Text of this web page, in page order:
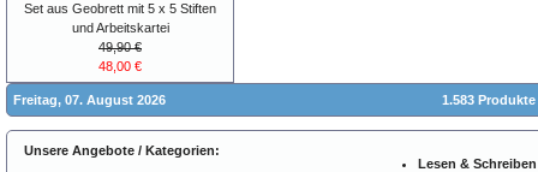
Set aus Geobrett mit 5 x 5 Stiften
und Arbeitskartei
49,90 €
48,00 €
Freitag, 07. August 2026 1.583
Unsere Angebote / Kategorien:
Lesen & Schreiben